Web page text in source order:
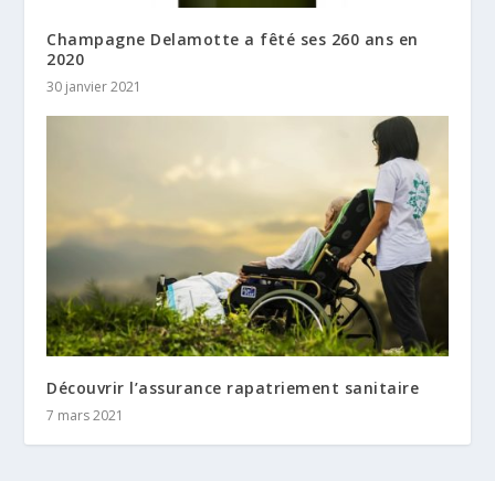
Champagne Delamotte a fêté ses 260 ans en
2020
30 janvier 2021
Découvrir l’assurance rapatriement sanitaire
7 mars 2021